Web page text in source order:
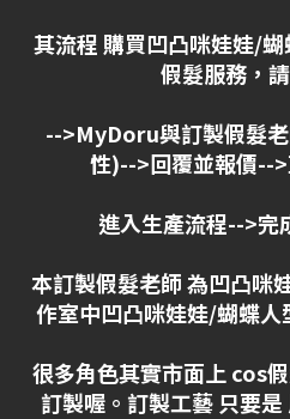
其流程 購買凹凸咪娃娃/
假髮服務，
-->MyDoru與訂製假髮
性)-->回覆並報價--
進入生產流程-->完
本訂製假髮老師 為凹凸咪
作室中凹凸咪娃娃/蝴蝶人
很多角色其實市面上 cos
訂製喔。訂製工藝 只要是